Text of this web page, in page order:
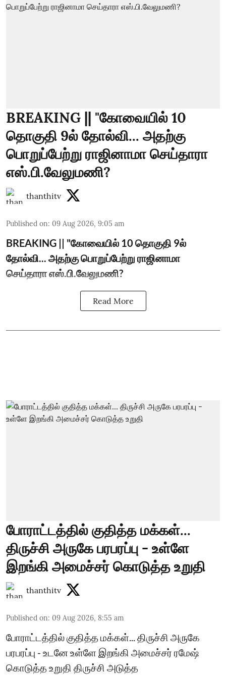
BREAKING || "கோவையில் 10
தொகுதி 9ல் தோல்வி... அதற்கு
பொறுப்பேற்று ராஜினாமா செய்தாரா
எஸ்.பி.வேலுமணி?
thanthitv
Published on: 09 Aug 2026, 9:05 am
BREAKING || "கோவையில் 10 தொகுதி 9ல்
தோல்வி... அதற்கு பொறுப்பேற்று ராஜினாமா
செய்தாரா எஸ்.பி.வேலுமணி?
Read More
போராட்டத்தில் குதித்த மக்கள்...
திருச்சி அருகே பரபரப்பு - உள்ளே
இறங்கி அமைச்சர் கொடுத்த உறுதி
thanthitv
Published on: 09 Aug 2026, 8:55 am
போராட்டத்தில் குதித்த மக்கள்... திருச்சி அருகே
பரபரப்பு - உடனே உள்ளே இறங்கி அமைச்சர் ரமேஷ்
கொடுத்த உறுதி திருச்சி அடுத்த